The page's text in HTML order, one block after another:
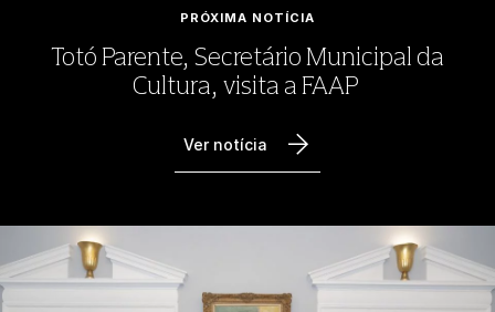
PRÓXIMA NOTÍCIA
Totó Parente, Secretário Municipal da
Cultura, visita a FAAP
Ver notícia